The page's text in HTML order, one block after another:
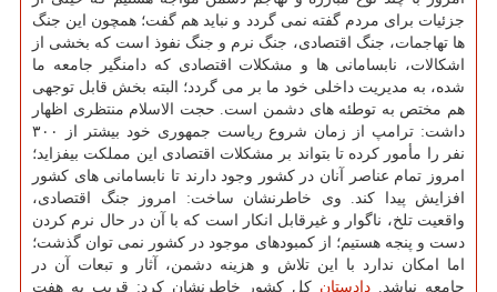
جزئیات برای مردم گفته نمی گردد و نباید هم گفت؛ همچون این جنگ
ها تهاجمات، جنگ اقتصادی، جنگ نرم و جنگ نفوذ است كه بخشی از
اشكالات، نابسامانی ها و مشكلات اقتصادی كه دامنگیر جامعه ما
شده، به مدیریت داخلی خود ما بر می گردد؛ البته بخش قابل توجهی
هم مختص به توطئه های دشمن است. حجت الاسلام منتظری اظهار
داشت: ترامپ از زمان شروع ریاست جمهوری خود بیشتر از ۳۰۰
نفر را مأمور كرده تا بتواند بر مشكلات اقتصادی این مملكت بیفزاید؛
امروز تمام عناصر آنان در كشور وجود دارند تا نابسامانی های كشور
افزایش پیدا كند. وی خاطرنشان ساخت: امروز جنگ اقتصادی،
واقعیت تلخ، ناگوار و غیرقابل انكار است كه با آن در حال نرم كردن
دست و پنجه هستیم؛ از كمبودهای موجود در كشور نمی توان گذشت؛
اما امكان ندارد با این تلاش و هزینه دشمن، آثار و تبعات آن در
جامعه نباشد. دادستان كل كشور خاطرنشان كرد: قریب به هفت